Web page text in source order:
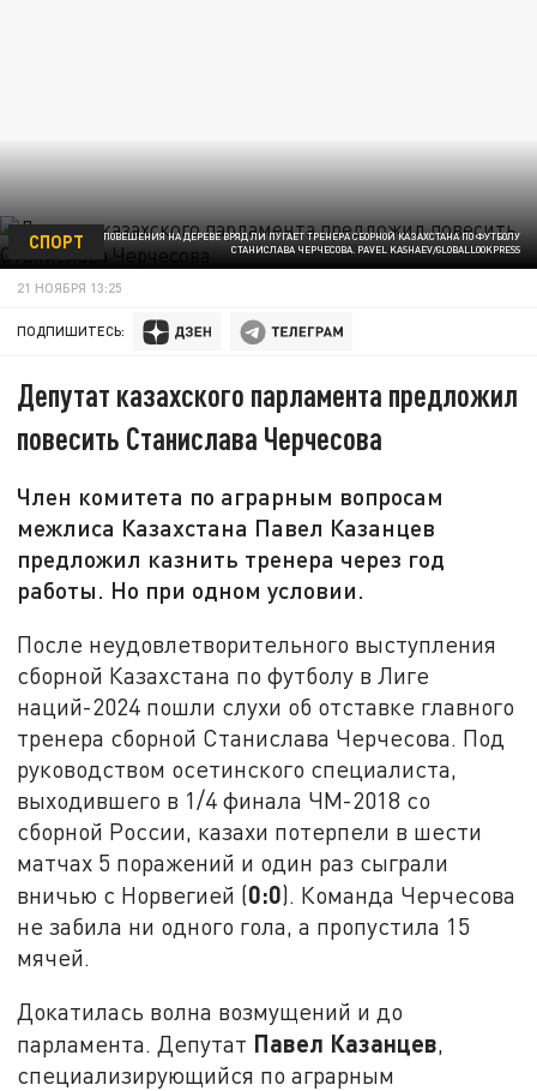
ПЕРСПЕКТИВА ПОВЕШЕНИЯ НА ДЕРЕВЕ ВРЯД ЛИ ПУГАЕТ ТРЕНЕРА СБОРНОЙ КАЗАХСТАНА ПО ФУТБОЛУ
СТАНИСЛАВА ЧЕРЧЕСОВА. PAVEL KASHAEV/GLOBALLOOKPRESS
СПОРТ
21 НОЯБРЯ 13:25
ПОДПИШИТЕСЬ:
Депутат казахского парламента предложил
повесить Станислава Черчесова
Член комитета по аграрным вопросам
межлиса Казахстана Павел Казанцев
предложил казнить тренера через год
работы. Но при одном условии.
После неудовлетворительного выступления
сборной Казахстана по футболу в Лиге
наций-2024 пошли слухи об отставке главного
тренера сборной Станислава Черчесова. Под
руководством осетинского специалиста,
выходившего в 1/4 финала ЧМ-2018 со
сборной России, казахи потерпели в шести
матчах 5 поражений и один раз сыграли
вничью с Норвегией (0:0). Команда Черчесова
не забила ни одного гола, а пропустила 15
мячей.
Докатилась волна возмущений и до
парламента. Депутат Павел Казанцев,
специализирующийся по аграрным